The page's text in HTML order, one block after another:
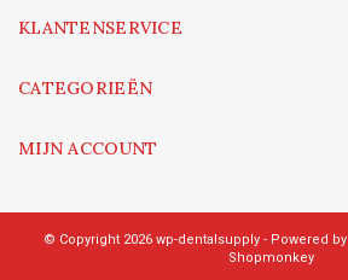
KLANTENSERVICE
CATEGORIEËN
MIJN ACCOUNT
© Copyright 2026 wp-dentalsupply - Powered by
Shopmonkey